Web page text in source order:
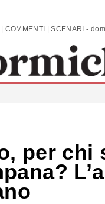
ANALISI
per chi